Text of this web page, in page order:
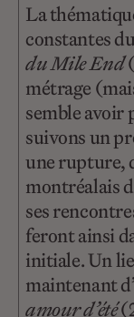
La
constantes
du Mile End
métrage
semble avoir
suivons un
une rupture,
montréalais
ses
feront ainsi
initiale. Un
maintenant
amour d’été